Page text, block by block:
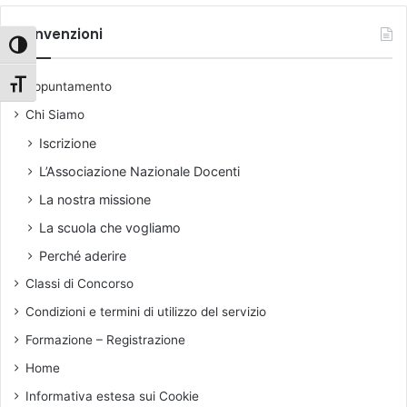
Attiva/disattiva alto contrasto
Attiva/disattiva dimensione testo
C
A
L
L
V
l
p
r
i
b
b
i
c
t
i
v
o
Convenzioni
Appuntamento
Chi Siamo
Iscrizione
L’Associazione Nazionale Docenti
La nostra missione
La scuola che vogliamo
Perché aderire
Classi di Concorso
Condizioni e termini di utilizzo del servizio
Formazione – Registrazione
Home
Informativa estesa sui Cookie